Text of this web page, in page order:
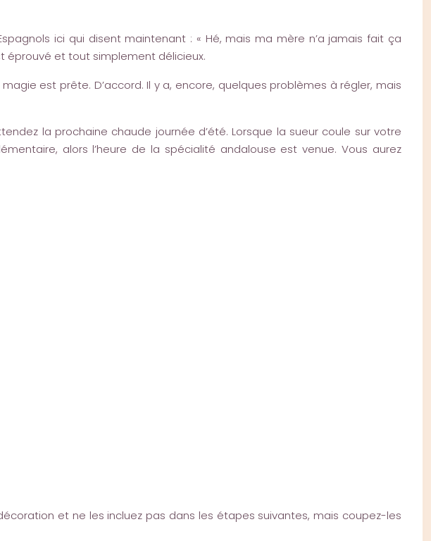
ici qui disent maintenant : « Hé, mais ma mère n’a jamais fait ça
éprouvé et tout simplement délicieux.
est prête. D’accord. Il y a, encore, quelques problèmes à régler, mais
la prochaine chaude journée d’été. Lorsque la sueur coule sur votre
alors l’heure de la spécialité andalouse est venue. Vous aurez
et ne les incluez pas dans les étapes suivantes, mais coupez-les